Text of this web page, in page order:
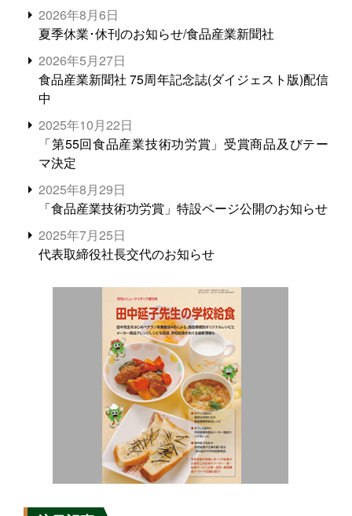
2026年8月6日
夏季休業･休刊のお知らせ/食品産業新聞社
2026年5月27日
食品産業新聞社 75周年記念誌(ダイジェスト版)配信
中
2025年10月22日
「第55回食品産業技術功労賞」受賞商品及びテー
マ決定
2025年8月29日
「食品産業技術功労賞」特設ページ公開のお知らせ
2025年7月25日
代表取締役社長交代のお知らせ